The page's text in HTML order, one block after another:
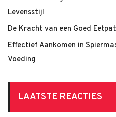
Levensstijl
De Kracht van een Goed
Effectief Aankomen in
Voeding
LAATSTE REACTIES